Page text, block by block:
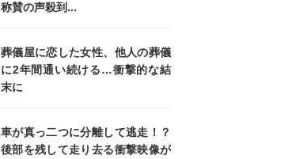
称賛の声殺到...
葬儀屋に恋した女性、他人の葬儀
に2年間通い続ける…衝撃的な結
末に
車が真っ二つに分離して逃走！？
後部を残して走り去る衝撃映像が